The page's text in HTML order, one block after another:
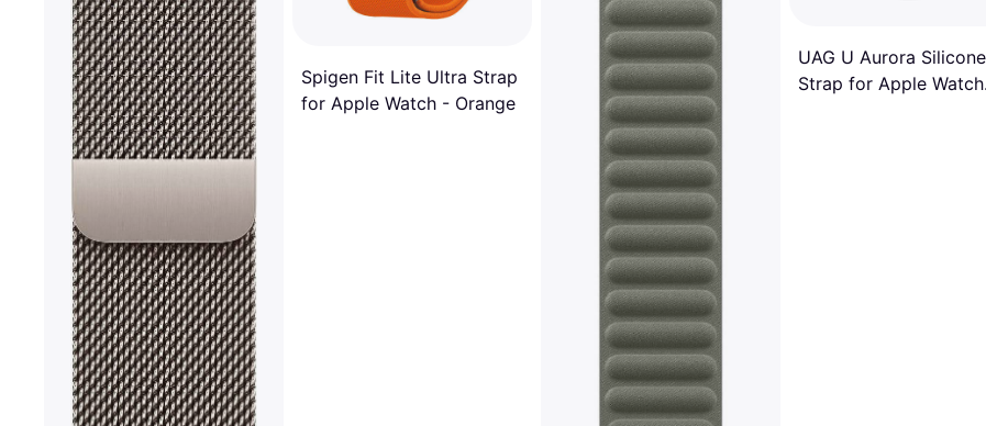
Spigen Fit Lite Ultra Strap
for Apple Watch - Orange
UAG U Aurora Silicone
Strap for Apple Watch